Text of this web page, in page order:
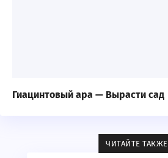
Гиацинтовый ара — Вырасти сад
ЧИТАЙТЕ ТАКЖЕ